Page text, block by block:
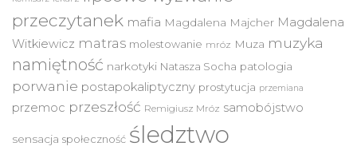
przeczytanek mafia Magdalena Majcher Magdalena
Witkiewicz matras molestowanie mróz Muza muzyka
namiętność narkotyki Natasza Socha patologia
porwanie postapokaliptyczny prostytucja przemiana
przemoc przeszłość Remigiusz Mróz samobójstwo
sensacja społeczność śledztwo